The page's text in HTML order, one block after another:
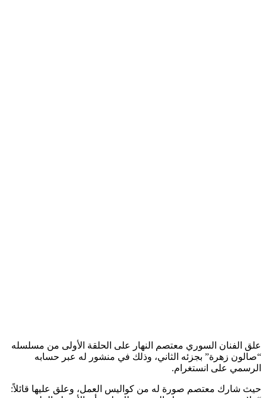
علق الفنان السوري معتصم النهار على الحلقة الأولى من مسلسله
“صالون زهرة” بجزئه الثاني، وذلك في منشور له عبر حسابه
الرسمي على انستغرام.
حيث شارك معتصم صورة له من كواليس العمل، وعلق عليها قائلاً: